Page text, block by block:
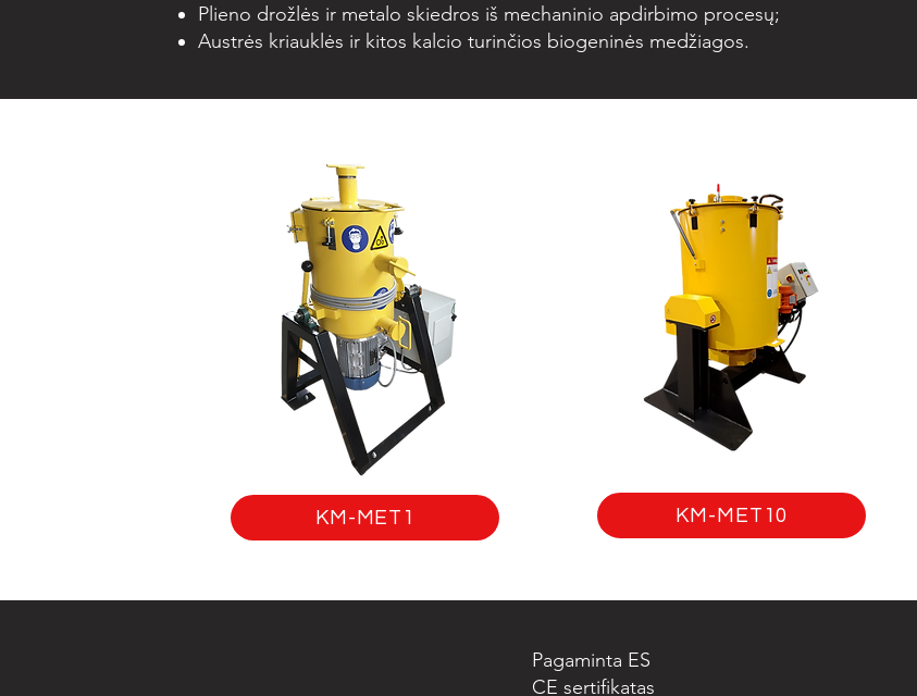
Plieno drožlės ir metalo skiedros iš mechaninio apdirbimo procesų;
Austrės kriauklės ir kitos kalcio turinčios biogeninės medžiagos.
KM-MET1 KM-MET10
Pagaminta ES
CE sertifikatas